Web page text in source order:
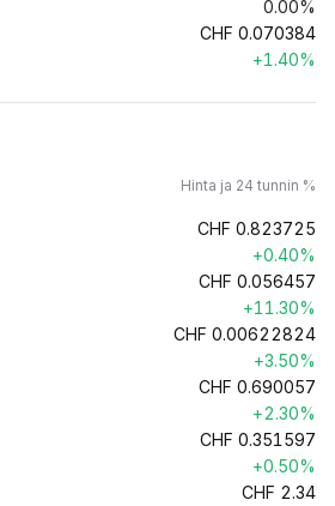
0.00%
CHF 0.070384
+1.40%
Hinta ja 24 tunnin %
CHF 0.823725
+0.40%
CHF 0.056457
+11.30%
CHF 0.00622824
+3.50%
CHF 0.690057
+2.30%
CHF 0.351597
+0.50%
CHF 2.34